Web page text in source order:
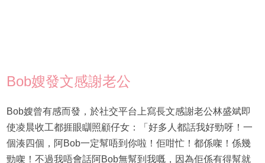
Bob嫂發文感謝老公
Bob嫂曾有感而發，於社交平台上寫長文感謝老公林盛斌即
使凌晨收工都捱眼瞓照顧仔女：「好多人都話我好勁呀！一
個湊四個，阿Bob一定幫唔到你啦！佢咁忙！都係㗎！係幾
勁㗎！不過我唔會話阿Bob無幫到我嘅，因為佢係有得幫就